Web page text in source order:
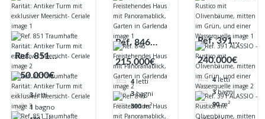
Ref. 851
Traumhafte
Rarität: Antiker
Turm mit
exklusiver
250.000€
3 letti
1 bagno
Ref. 846
Freistehendes
Haus mit
Panoramablick,
Garten in
Garlenda
215.000€
4 letti
3 bagni
300 m²
Ref. 391
ALASSIO -
Rustico mit
Olivenbäume,
mitten im
Grün, und
240.000€
4 letti
3 bagni
90 m²